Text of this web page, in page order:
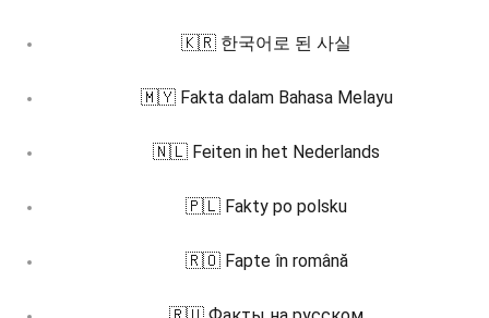
🇰🇷 한국어로 된 사실
🇲🇾 Fakta dalam Bahasa Melayu
🇳🇱 Feiten in het Nederlands
🇵🇱 Fakty po polsku
🇷🇴 Fapte în română